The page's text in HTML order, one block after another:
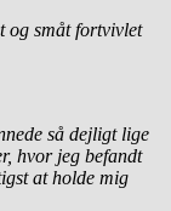
og småt fortvivlet
så dejligt lige
hvor jeg befandt
at holde mig